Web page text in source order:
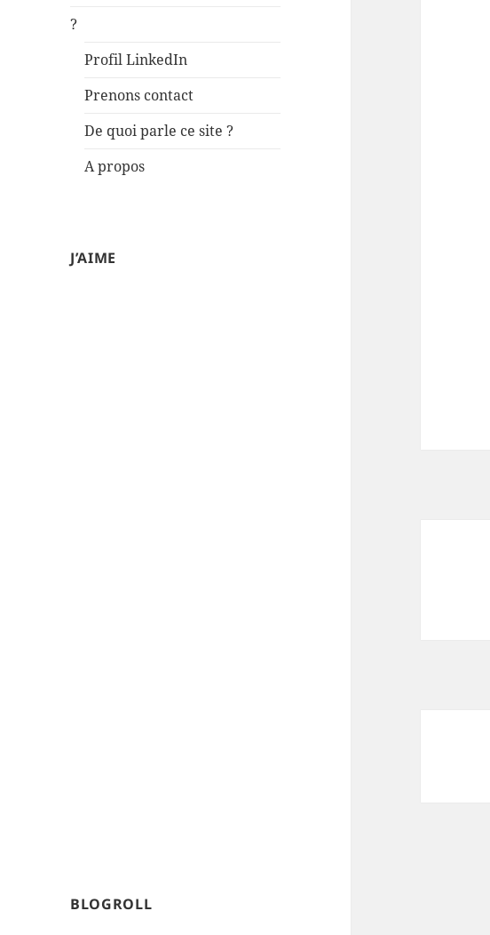
?
Profil LinkedIn
Prenons contact
De quoi parle ce site ?
A propos
J’AIME
BLOGROLL